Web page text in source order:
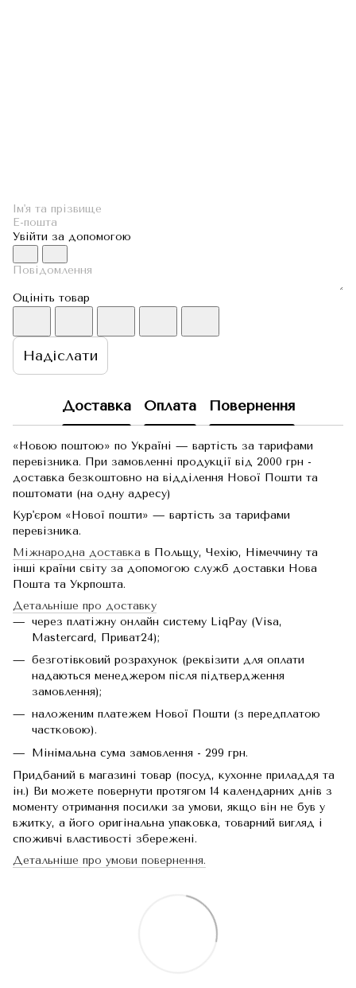
Увійти за допомогою
Оцініть товар
Надіслати
Доставка Оплата Повернення
«Новою поштою» по Україні — вартість за тарифами
перевізника. При замовленні продукції від 2000 грн -
доставка безкоштовно на відділення Нової Пошти та
поштомати (на одну адресу)
Кур'єром «Нової пошти» — вартість за тарифами
перевізника.
Міжнародна доставка в Польщу, Чехію, Німеччину та
інші країни світу за допомогою служб доставки Нова
Пошта та Укрпошта.
Детальніше про доставку
через платіжну онлайн систему LiqPay (Visa,
Mastercard, Приват24);
безготівковий розрахунок (реквізити для оплати
надаються менеджером після підтвердження
замовлення);
наложеним платежем Нової Пошти (з передплатою
частковою).
Мінімальна сума замовлення - 299 грн.
Придбаний в магазині товар (посуд, кухонне приладдя та
ін.) Ви можете повернути протягом 14 календарних днів з
моменту отримання посилки за умови, якщо він не був у
вжитку, а його оригінальна упаковка, товарний вигляд і
споживчі властивості збережені.
Детальніше про умови повернення.